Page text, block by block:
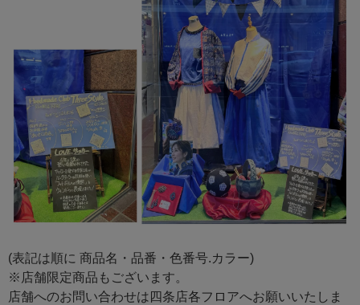
(表記は順に 商品名・品番・色番号.カラー)
※店舗限定商品もございます。
店舗へのお問い合わせは四条店各フロアへお願いいたしま